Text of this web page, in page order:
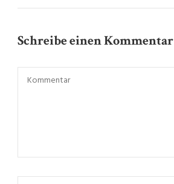
Schreibe einen Kommentar